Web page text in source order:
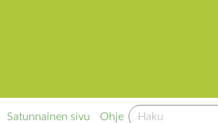
Satunnainen sivu Ohje